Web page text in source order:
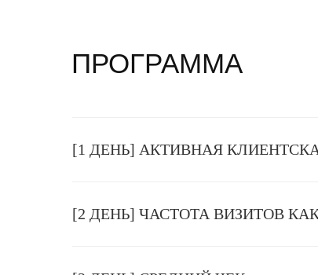
ПРОГРАММА
[1 ДЕНЬ] АКТИВНАЯ
[2 ДЕНЬ] ЧАСТОТА ВИЗИТОВ